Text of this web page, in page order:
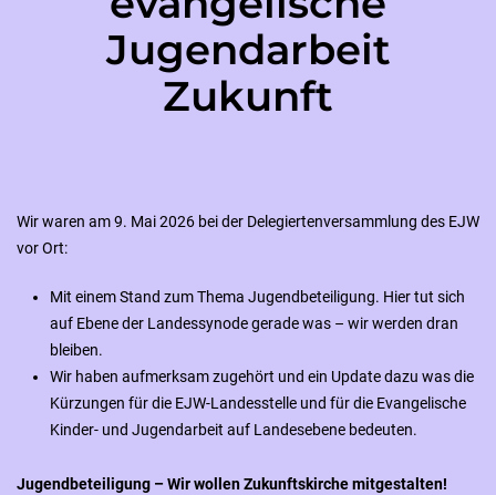
Jugendarbeit
Zukunft
Wir waren am 9. Mai 2026 bei der Delegiertenversammlung des EJW
vor Ort:
Mit einem Stand zum Thema Jugendbeteiligung. Hier tut sich
auf Ebene der Landessynode gerade was – wir werden dran
bleiben.
Wir haben aufmerksam zugehört und ein Update dazu was die
Kürzungen für die EJW-Landesstelle und für die Evangelische
Kinder- und Jugendarbeit auf Landesebene bedeuten.
Jugendbeteiligung – Wir wollen Zukunftskirche mitgestalten!